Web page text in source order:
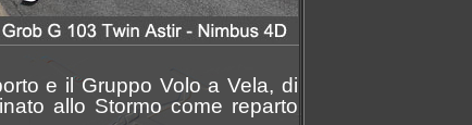
e il Gruppo Volo a Vela, di
allo Stormo come reparto